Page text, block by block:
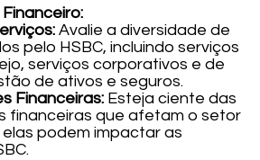
Avalie a diversidade de
pelo HSBC, incluindo serviços
serviços corporativos e de
de ativos e seguros.
Financeiras: Esteja ciente das
financeiras que afetam o setor
podem impactar as